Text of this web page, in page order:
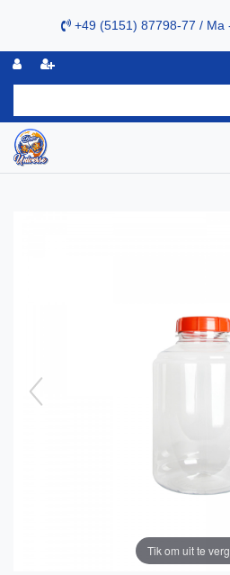
+49 (5151) 87798-77 / Ma
Tik om uit te